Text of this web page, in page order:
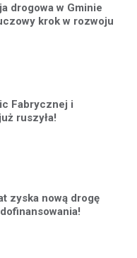
drogowa w Gminie
krok w rozwoju
Fabrycznej i
ruszyła!
zyska nową drogę